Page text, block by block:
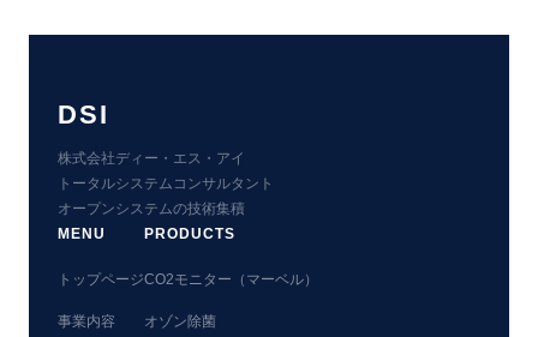
DSI
株式会社ディー・エス・アイ
トータルシステムコンサルタント
オープンシステムの技術集積
MENU
トップページ
事業内容
PRODUCTS
CO2モニター（マーベル）
オゾン除菌